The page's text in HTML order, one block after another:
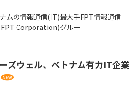
ムの情報通信(IT)最大手FPT情報通信
Corporation)グルー
ズウェル、ベトナム有力IT企業